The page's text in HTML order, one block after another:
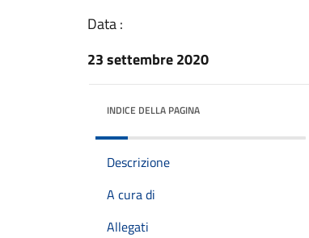
Data :
23 settembre 2020
INDICE DELLA PAGINA
Descrizione
A cura di
Allegati